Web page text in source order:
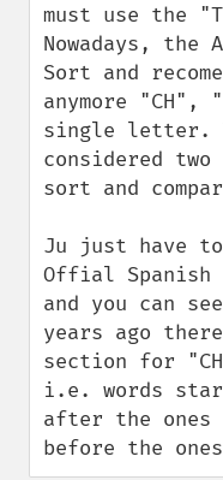
must use the
Nowadays, the
Sort and
anymore "CH",
single letter.
considered
sort and
Ju just have
Offial Spanish
and you can
years ago
section for
i.e. words
after the ones
before the